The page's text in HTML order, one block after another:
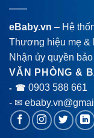
eBaby.vn – Hệ
Thương hiệu mẹ &
Nhận ủy quyền
VĂN PHÒNG &
- ☎ 0903 588 661
- ✉